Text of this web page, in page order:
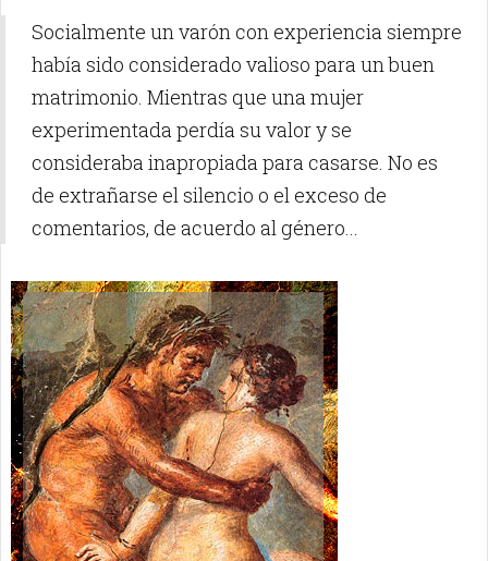
Socialmente un varón con experiencia siempre
había sido considerado valioso para un buen
matrimonio. Mientras que una mujer
experimentada perdía su valor y se
consideraba inapropiada para casarse. No es
de extrañarse el silencio o el exceso de
comentarios, de acuerdo al género...